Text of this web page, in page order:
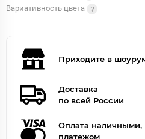
Вариативность цвета
Приходите в
Доставка
по всей России
Оплата наличными,
платежом